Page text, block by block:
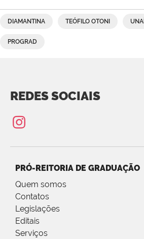
DIAMANTINA TEÓFILO OTONI UNAÍ
PROGRAD
REDES SOCIAIS
PRÓ-REITORIA DE GRADUAÇÃO
Quem somos
Contatos
Legislações
Editais
Serviços